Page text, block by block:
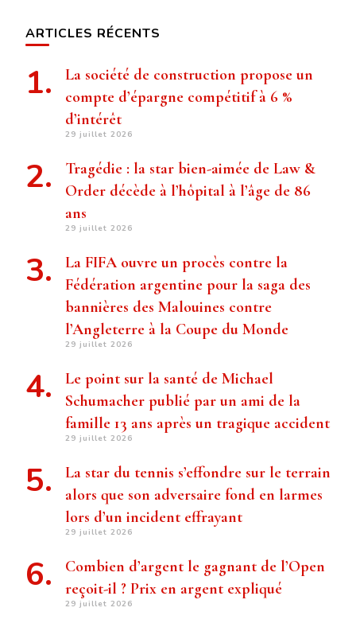
ARTICLES RÉCENTS
La société de construction propose un
compte d’épargne compétitif à 6 %
d’intérêt
29 juillet 2026
Tragédie : la star bien-aimée de Law &
Order décède à l’hôpital à l’âge de 86
ans
29 juillet 2026
La FIFA ouvre un procès contre la
Fédération argentine pour la saga des
bannières des Malouines contre
l’Angleterre à la Coupe du Monde
29 juillet 2026
Le point sur la santé de Michael
Schumacher publié par un ami de la
famille 13 ans après un tragique accident
29 juillet 2026
La star du tennis s’effondre sur le terrain
alors que son adversaire fond en larmes
lors d’un incident effrayant
29 juillet 2026
Combien d’argent le gagnant de l’Open
reçoit-il ? Prix ​​en argent expliqué
29 juillet 2026